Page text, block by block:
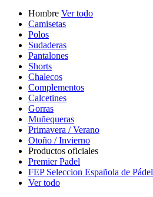
Hombre Ver todo
Camisetas
Polos
Sudaderas
Pantalones
Shorts
Chalecos
Complementos
Calcetines
Gorras
Muñequeras
Primavera / Verano
Otoño / Invierno
Productos oficiales
Premier Padel
FEP Seleccion Española de Pádel
Ver todo